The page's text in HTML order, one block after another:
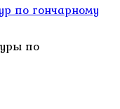
по гончарному
по